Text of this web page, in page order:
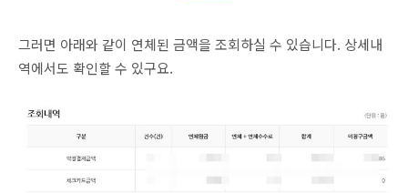
그러면 아래와 같이 연체된 금액을 조회하실 수 있습니다. 상세내
역에서도 확인할 수 있구요.